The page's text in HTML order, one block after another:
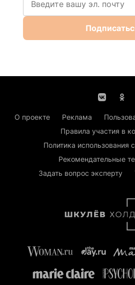
О проекте Реклама
Правила участия в
Политика использования
Рекомендательные
Задать вопрос эксперту